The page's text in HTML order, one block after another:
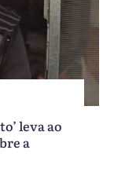
leva ao
a